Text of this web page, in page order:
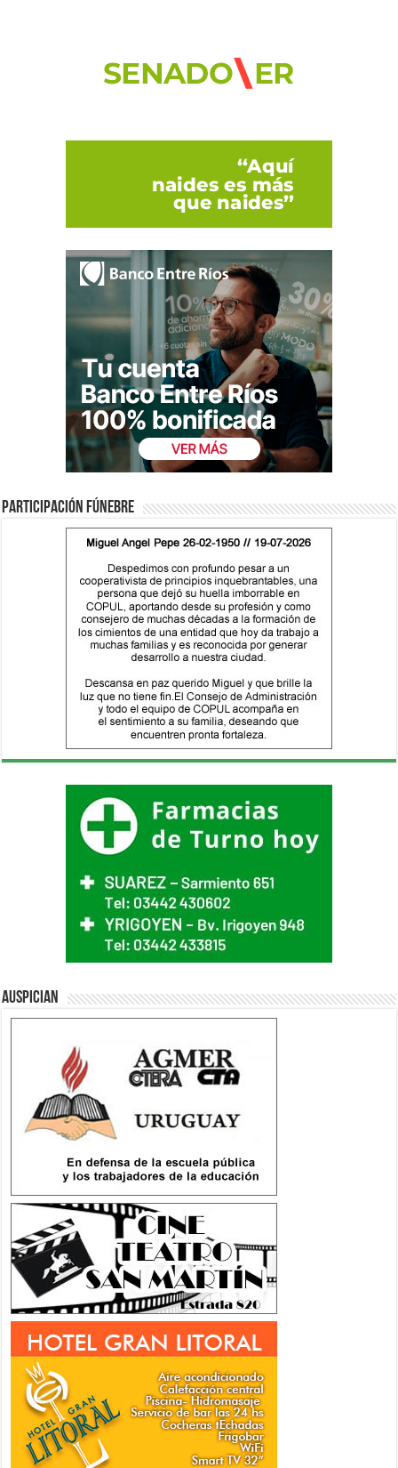
Participación fúnebre
Auspician